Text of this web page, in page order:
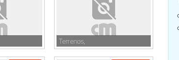
Terrenos,